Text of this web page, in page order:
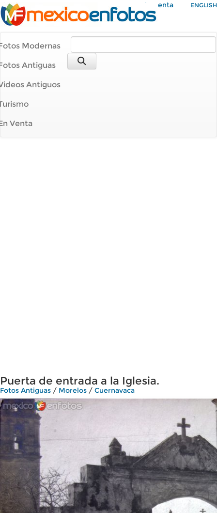
Mi Cuenta ENGLISH
Modernas
Antiguas
Antiguos
Venta
Puerta de entrada a la Iglesia.
Fotos Antiguas / Morelos / Cuernavaca